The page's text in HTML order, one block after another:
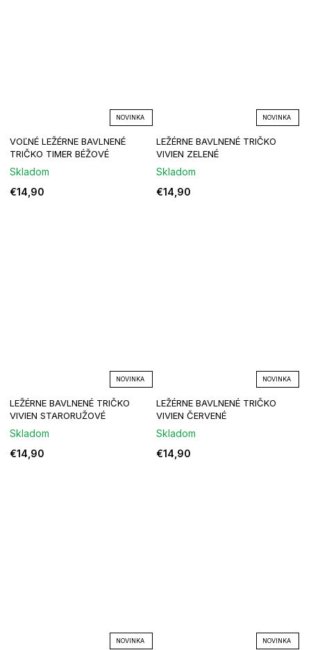
NOVINKA
VOĽNÉ LEŽÉRNE BAVLNENÉ
TRIČKO TIMER BÉŽOVÉ
Skladom
€14,90
NOVINKA
LEŽÉRNE BAVLNENÉ TRIČKO
VIVIEN ZELENÉ
Skladom
€14,90
NOVINKA
LEŽÉRNE BAVLNENÉ TRIČKO
VIVIEN STARORUŽOVÉ
Skladom
€14,90
NOVINKA
LEŽÉRNE BAVLNENÉ TRIČKO
VIVIEN ČERVENÉ
Skladom
€14,90
NOVINKA NOVINKA